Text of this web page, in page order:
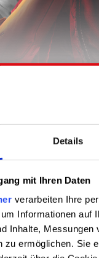
Details
mit Ihren Daten
verarbeiten Ihre
Informationen
Inhalte,
zu ermöglichen. Sie